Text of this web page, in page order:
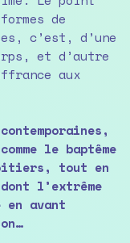
de
c’est, d’une
et d’autre
aux
le baptême
tout en
l’extrême
en avant